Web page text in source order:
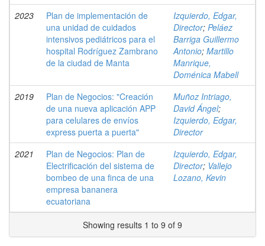
2023
Plan de implementación de
una unidad de cuidados
intensivos pediátricos para el
hospital Rodríguez Zambrano
de la ciudad de Manta
Izquierdo, Edgar,
Director; Peláez
Barriga Guillermo
Antonio; Martillo
Manrique,
Doménica Mabell
2019
Plan de Negocios: "Creación
de una nueva aplicación APP
para celulares de envíos
express puerta a puerta"
Muñoz Intriago,
David Ángel;
Izquierdo, Edgar,
Director
2021
Plan de Negocios: Plan de
Electrificación del sistema de
bombeo de una finca de una
empresa bananera
ecuatoriana
Izquierdo, Edgar,
Director; Vallejo
Lozano, Kevin
Showing results 1 to 9 of 9